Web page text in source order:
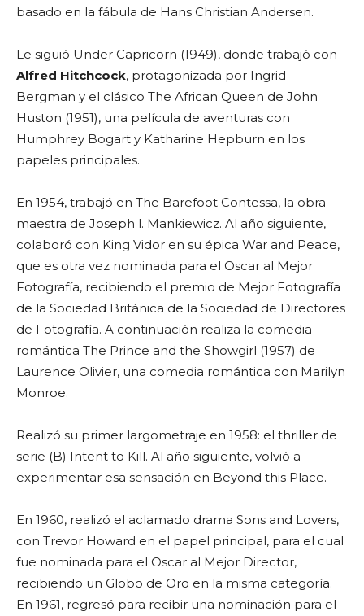
basado en la fábula de Hans Christian Andersen.
Le siguió Under Capricorn (1949), donde trabajó con
Alfred Hitchcock, protagonizada por Ingrid
Bergman y el clásico The African Queen de John
Huston (1951), una película de aventuras con
Humphrey Bogart y Katharine Hepburn en los
papeles principales.
En 1954, trabajó en The Barefoot Contessa, la obra
maestra de Joseph l. Mankiewicz. Al año siguiente,
colaboró con King Vidor en su épica War and Peace,
que es otra vez nominada para el Oscar al Mejor
Fotografía, recibiendo el premio de Mejor Fotografía
de la Sociedad Británica de la Sociedad de Directores
de Fotografía. A continuación realiza la comedia
romántica The Prince and the Showgirl (1957) de
Laurence Olivier, una comedia romántica con Marilyn
Monroe.
Realizó su primer largometraje en 1958: el thriller de
serie (B) Intent to Kill. Al año siguiente, volvió a
experimentar esa sensación en Beyond this Place.
En 1960, realizó el aclamado drama Sons and Lovers,
con Trevor Howard en el papel principal, para el cual
fue nominada para el Oscar al Mejor Director,
recibiendo un Globo de Oro en la misma categoría.
En 1961, regresó para recibir una nominación para el